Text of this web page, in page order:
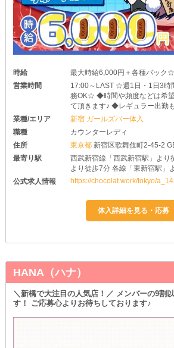
時給
最大時給6,000円＋各種バック
営業時間
17:00～LAST ☆週1日・1日3時
務OK☆ ◆時間や頻度などは希
て頂きます♪ ◆レギュラー出勤
業種/エリア
新宿 ガールズバー体入
職種
カウンターレディ
住所
東京都 新宿区歌舞伎町2-45-2
最寄り駅
西武新宿線「西武新宿駅」より
より徒歩7分 各線「東新宿駅」
公式求人情報
https://chocolat.work/tokyo/
HANA（ハナ）
＼新橋で大注目の人気店！／ メンバーの9割
す！ ご応募心よりお待ちしております♪